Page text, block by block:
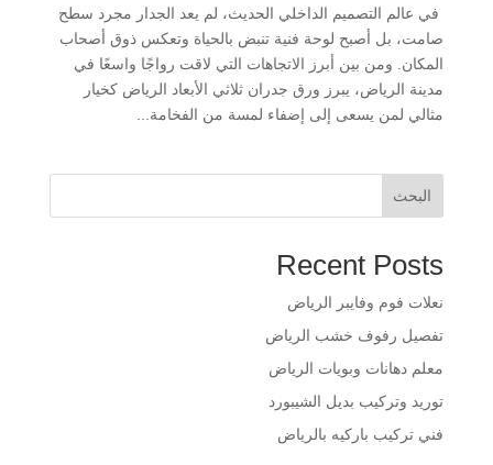
في عالم التصميم الداخلي الحديث، لم يعد الجدار مجرد سطح
صامت، بل أصبح لوحة فنية تنبض بالحياة وتعكس ذوق أصحاب
المكان. ومن بين أبرز الاتجاهات التي لاقت رواجًا واسعًا في
مدينة الرياض، يبرز ورق جدران ثلاثي الأبعاد الرياض كخيار
مثالي لمن يسعى إلى إضفاء لمسة من الفخامة...
البحث
Recent Posts
​نعلات فوم وفايبر الرياض
​تفصيل رفوف خشب الرياض
​معلم دهانات وبويات الرياض
​توريد وتركيب بديل الشيبورد
فني تركيب باركيه بالرياض